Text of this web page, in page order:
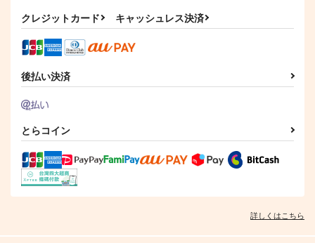
文学チルノまとめ本ー
牧草べびぃべっど
660円（税込）
チルノ
サザンブルースカイ
1,540円（税込）
HitenKei
770円 （税込）
クレジットカード キャッシュレス決済
後払い決済
とらコイン
詳しくはこちら